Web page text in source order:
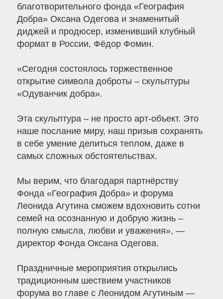
благотворительного фонда «География
Добра» Оксана Одегова и знаменитый
диджей и продюсер, изменивший клубный
формат в России, Фёдор Фомин.
«Сегодня состоялось торжественное
открытие символа доброты – скульптуры
«Одуванчик добра».
Эта скульптура – не просто арт-объект. Это
наше послание миру, наш призыв сохранять
в себе умение делиться теплом, даже в
самых сложных обстоятельствах.
Мы верим, что благодаря партнёрству
Фонда «География Добра» и форума
Леонида Агутина сможем вдохновить сотни
семей на осознанную и добрую жизнь –
полную смысла, любви и уважения», —
директор Фонда Оксана Одегова.
Праздничные мероприятия открылись
традиционным шествием участников
форума во главе с Леонидом Агутиным —